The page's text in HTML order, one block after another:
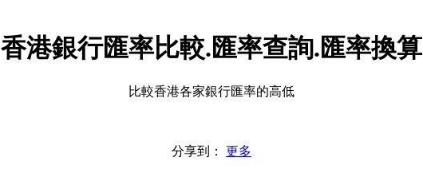
香港銀行匯率比較.匯率查詢.匯率換算
比較香港各家銀行匯率的高低
分享到： 更多